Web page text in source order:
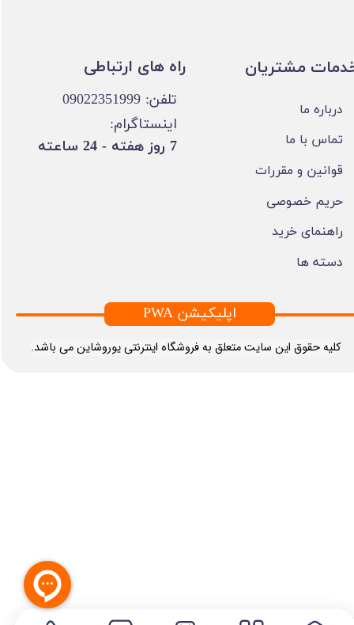
​کلیه حقوق این سایت متعلق به فروشگاه اینترنتی یوروشاین می باشد.
مشتریان
درباره ما
تماس با ما
قوانین و مقررات
حریم خصوصی
راهنمای خرید
دسته ها
تلفن: 09022351999
اینستاگرام:
​7 روز هفته - 24 ساعته ​​​​​​​
PWA اپلیکیشن
​​راه های ارتباطی